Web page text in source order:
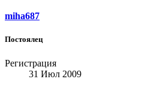
miha687
Постоялец
Регистрация
31 Июл 2009